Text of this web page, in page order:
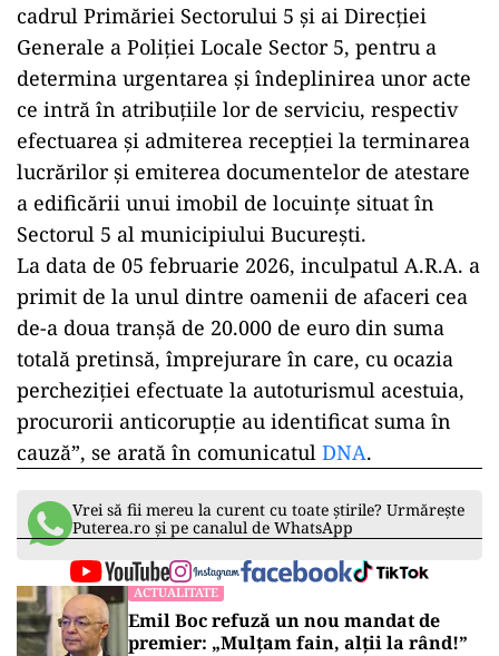
cadrul Primăriei Sectorului 5 și ai Direcției
Generale a Poliției Locale Sector 5, pentru a
determina urgentarea și îndeplinirea unor acte
ce intră în atribuțiile lor de serviciu, respectiv
efectuarea și admiterea recepției la terminarea
lucrărilor și emiterea documentelor de atestare
a edificării unui imobil de locuințe situat în
Sectorul 5 al municipiului București.
La data de 05 februarie 2026, inculpatul A.R.A. a
primit de la unul dintre oamenii de afaceri cea
de-a doua tranșă de 20.000 de euro din suma
totală pretinsă, împrejurare în care, cu ocazia
percheziției efectuate la autoturismul acestuia,
procurorii anticorupție au identificat suma în
cauză”, se arată în comunicatul DNA.
Vrei să fii mereu la curent cu toate știrile? Urmărește
Puterea.ro și pe canalul de WhatsApp
ACTUALITATE
Emil Boc refuză un nou mandat de
premier: „Mulțam fain, alții la rând!”